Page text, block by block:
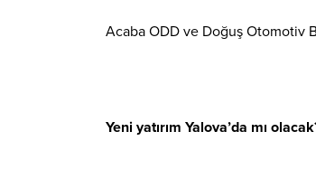
Acaba ODD ve Doğuş Otomotiv
Yeni yatırım Yalova’da mı